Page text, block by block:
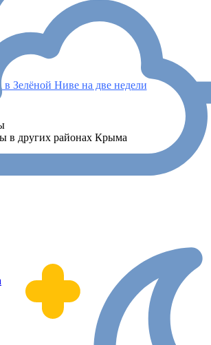
в Зелёной Ниве на две недели
в других районах Крыма